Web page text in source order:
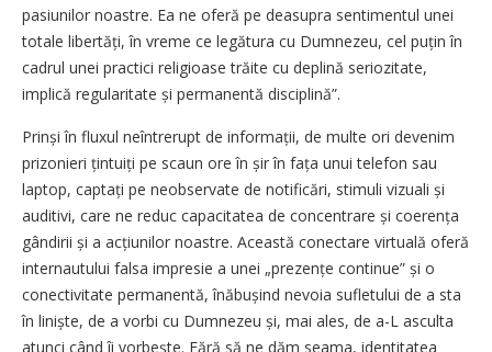
pasiunilor noastre. Ea ne oferă pe deasupra sentimentul unei
totale libertăți, în vreme ce legătura cu Dumnezeu, cel puțin în
cadrul unei practici religioase trăite cu deplină seriozitate,
implică regularitate și permanentă disciplină”.
Prinși în fluxul neîntrerupt de informații, de multe ori devenim
prizonieri țintuiți pe scaun ore în șir în fața unui telefon sau
laptop, captați pe neobservate de notificări, stimuli vizuali și
auditivi, care ne reduc capacitatea de concentrare și coerența
gândirii și a acțiunilor noastre. Această conectare virtuală oferă
internautului falsa impresie a unei „prezențe continue” și o
conectivitate permanentă, înăbușind nevoia sufletului de a sta
în liniște, de a vorbi cu Dumnezeu și, mai ales, de a-L asculta
atunci când îi vorbește. Fără să ne dăm seama, identitatea